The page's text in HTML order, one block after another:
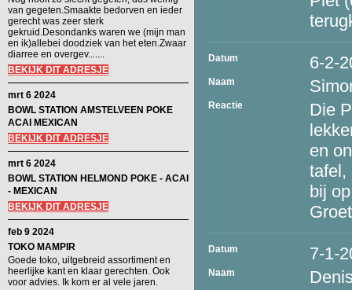
van gegeten.Smaakte bedorven en ieder
gerecht was zeer sterk
gekruid.Desondanks waren we (mijn man
en ik)allebei doodziek van het eten.Zwaar
diarree en overgev.......
BEKIJK DIT ADRESJE
mrt 6 2024
BOWL STATION AMSTELVEEN POKE
ACAI MEXICAN
BEKIJK DIT ADRESJE
mrt 6 2024
BOWL STATION HELMOND POKE - ACAI
- MEXICAN
BEKIJK DIT ADRESJE
feb 9 2024
TOKO MAMPIR
Goede toko, uitgebreid assortiment en
heerlijke kant en klaar gerechten. Ook
voor advies. Ik kom er al vele jaren.
Datum 6-2-
Naam
Reactie
Die
en
tafel,
bij
Datum 7-1-
Naam